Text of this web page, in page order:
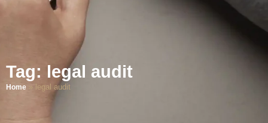
Tag: legal audit
Home » legal audit